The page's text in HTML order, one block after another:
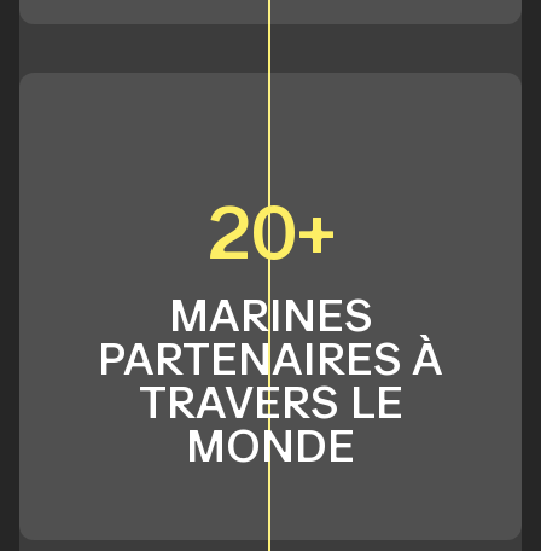
20+
MARINES
PARTENAIRES À
TRAVERS LE
MONDE